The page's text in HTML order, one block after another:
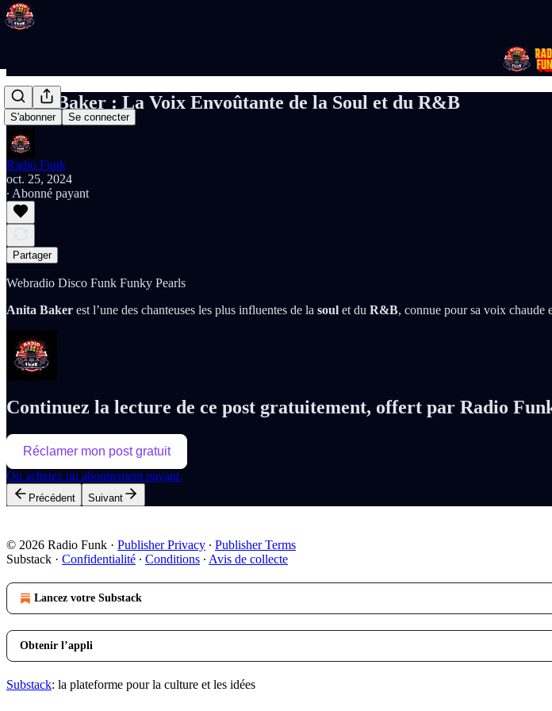
S'abonner Se connecter
Anita Baker : La Voix Envoûtante de la Soul et du R&B
Radio Funk
oct. 25, 2024
∙ Abonné payant
Partager
Webradio Disco Funk Funky Pearls
Anita Baker est l’une des chanteuses les plus influentes de la soul et du R&B, connue pour sa voix chaude
Continuez la lecture de ce post gratuitement, offert par Radio
Réclamer mon post gratuit
Ou achetez un abonnement payant.
Précédent Suivant
© 2026 Radio Funk · Publisher Privacy ∙ Publisher Terms
Substack · Confidentialité ∙ Conditions ∙ Avis de collecte
Lancez votre Substack
Obtenir l’appli
Substack: la plateforme pour la culture et les idées